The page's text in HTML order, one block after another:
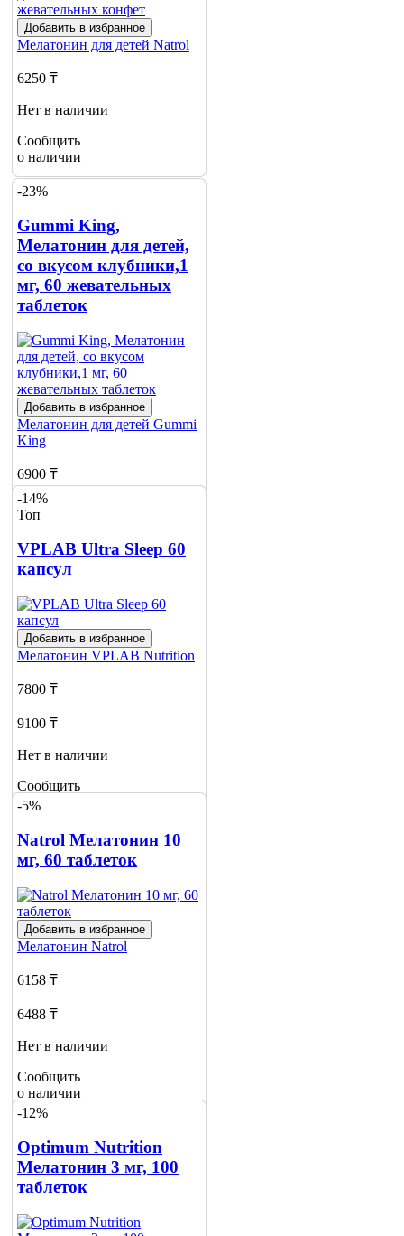
Добавить в избранное
Мелатонин для детей Natrol
6250 ₸
Нет в наличии
Сообщить
о наличии
-23%
Gummi King,
Мелатонин для детей,
со вкусом клубники,1
мг, 60 жевательных
таблеток
Добавить в избранное
Мелатонин для детей Gummi
King
6900 ₸
8970 ₸
Нет в наличии
Сообщить
1
-14%
Топ
VPLAB Ultra Sleep 60
капсул
Добавить в избранное
Мелатонин VPLAB Nutrition
7800 ₸
9100 ₸
Нет в наличии
Сообщить
о наличии
-5%
Natrol Мелатонин 10
мг, 60 таблеток
Добавить в избранное
Мелатонин Natrol
6158 ₸
6488 ₸
Нет в наличии
Сообщить
о наличии
-12%
Optimum Nutrition
Мелатонин 3 мг, 100
таблеток